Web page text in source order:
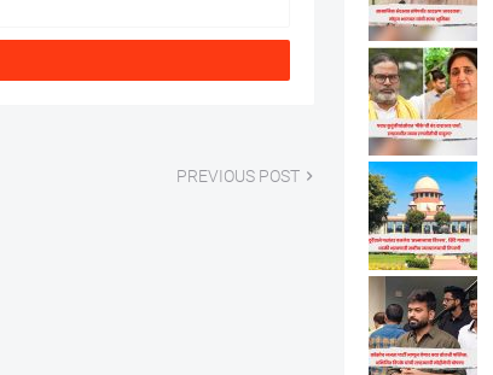
PREVIOUS POST